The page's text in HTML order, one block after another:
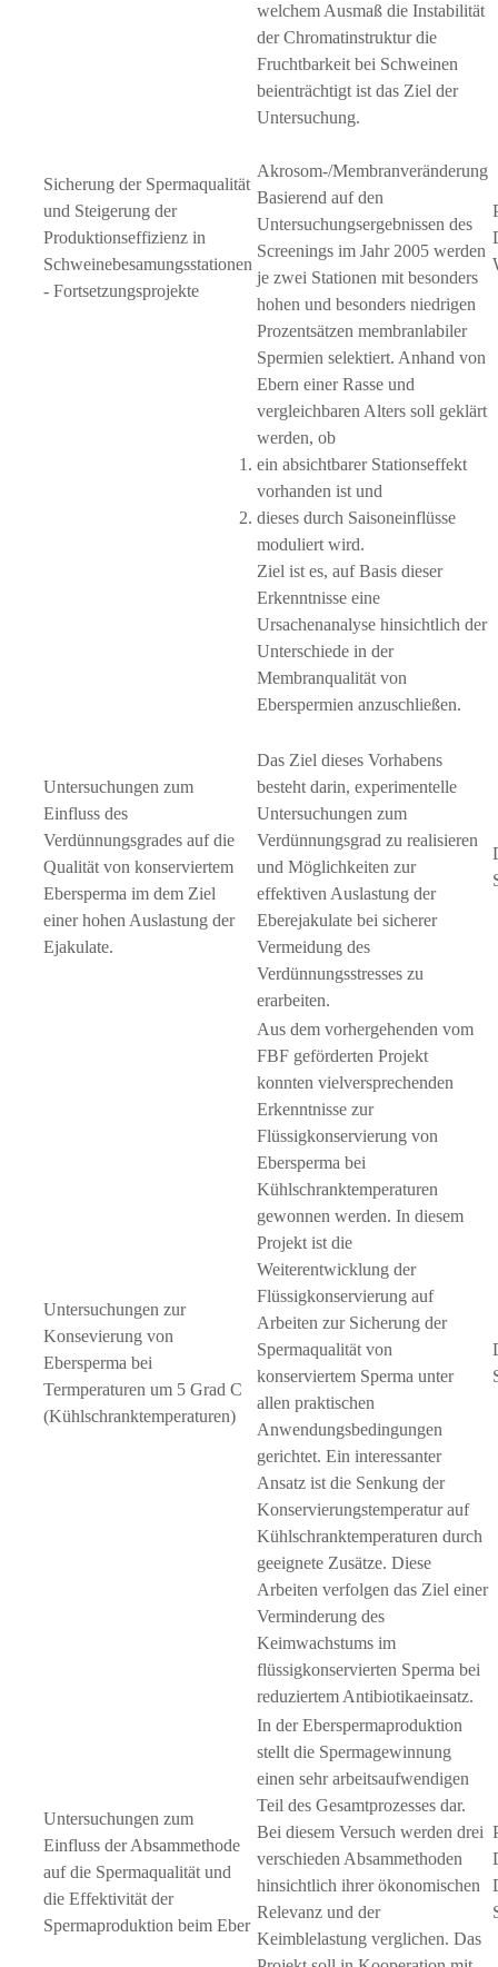
Sicherung der Spermaqualität
und Steigerung der
Produktionseffizienz in
Schweinebesamungsstationen
- Fortsetzungsprojekte
welchem Ausmaß die Instabilität
der Chromatinstruktur die
Fruchtbarkeit bei Schweinen
beienträchtigt ist das Ziel der
Untersuchung.
Akrosom-/Membranveränderung
Basierend auf den
Untersuchungsergebnissen des
Screenings im Jahr 2005 werden
je zwei Stationen mit besonders
hohen und besonders niedrigen
Prozentsätzen membranlabiler
Spermien selektiert. Anhand von
Ebern einer Rasse und
vergleichbaren Alters soll geklärt
werden, ob
ein absichtbarer Stationseffekt
vorhanden ist und
dieses durch Saisoneinflüsse
moduliert wird.
Ziel ist es, auf Basis dieser
Erkenntnisse eine
Ursachenanalyse hinsichtlich der
Unterschiede in der
Membranqualität von
Eberspermien anzuschließen.
Untersuchungen zum
Einfluss des
Verdünnungsgrades auf die
Qualität von konserviertem
Ebersperma im dem Ziel
einer hohen Auslastung der
Ejakulate.
Das Ziel dieses Vorhabens
besteht darin, experimentelle
Untersuchungen zum
Verdünnungsgrad zu realisieren
und Möglichkeiten zur
effektiven Auslastung der
Eberejakulate bei sicherer
Vermeidung des
Verdünnungsstresses zu
erarbeiten.
Untersuchungen zur
Konsevierung von
Ebersperma bei
Termperaturen um 5 Grad C
(Kühlschranktemperaturen)
Aus dem vorhergehenden vom
FBF geförderten Projekt
konnten vielversprechenden
Erkenntnisse zur
Flüssigkonservierung von
Ebersperma bei
Kühlschranktemperaturen
gewonnen werden. In diesem
Projekt ist die
Weiterentwicklung der
Flüssigkonservierung auf
Arbeiten zur Sicherung der
Spermaqualität von
konserviertem Sperma unter
allen praktischen
Anwendungsbedingungen
gerichtet. Ein interessanter
Ansatz ist die Senkung der
Konservierungstemperatur auf
Kühlschranktemperaturen durch
geeignete Zusätze. Diese
Arbeiten verfolgen das Ziel einer
Verminderung des
Keimwachstums im
flüssigkonservierten Sperma bei
reduziertem Antibiotikaeinsatz.
Untersuchungen zum
Einfluss der Absammethode
auf die Spermaqualität und
die Effektivität der
Spermaproduktion beim Eber
In der Eberspermaproduktion
stellt die Spermagewinnung
einen sehr arbeitsaufwendigen
Teil des Gesamtprozesses dar.
Bei diesem Versuch werden drei
verschieden Absammethoden
hinsichtlich ihrer ökonomischen
Relevanz und der
Keimblelastung verglichen. Das